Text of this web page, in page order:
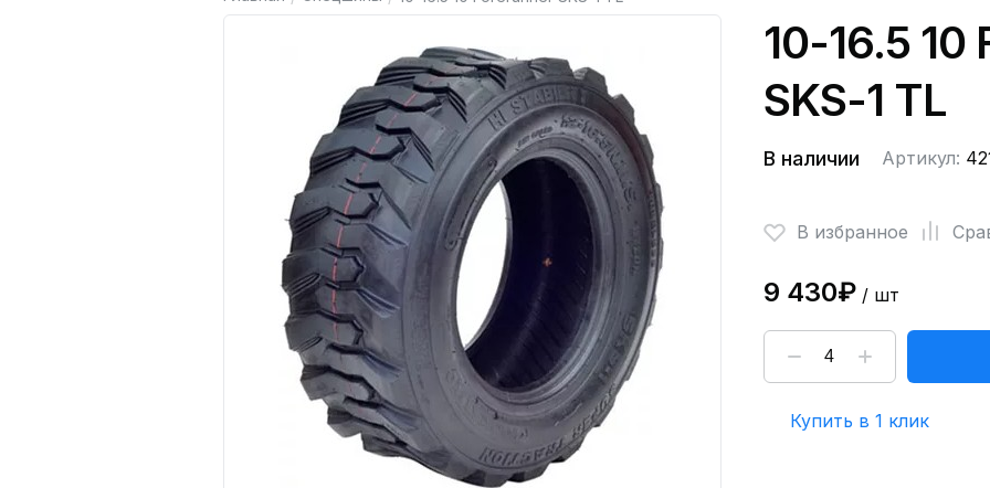
10-16.5
SKS-1 TL
В наличии Артикул:
В избранное
9 430₽/ шт
Купить в 1 клик